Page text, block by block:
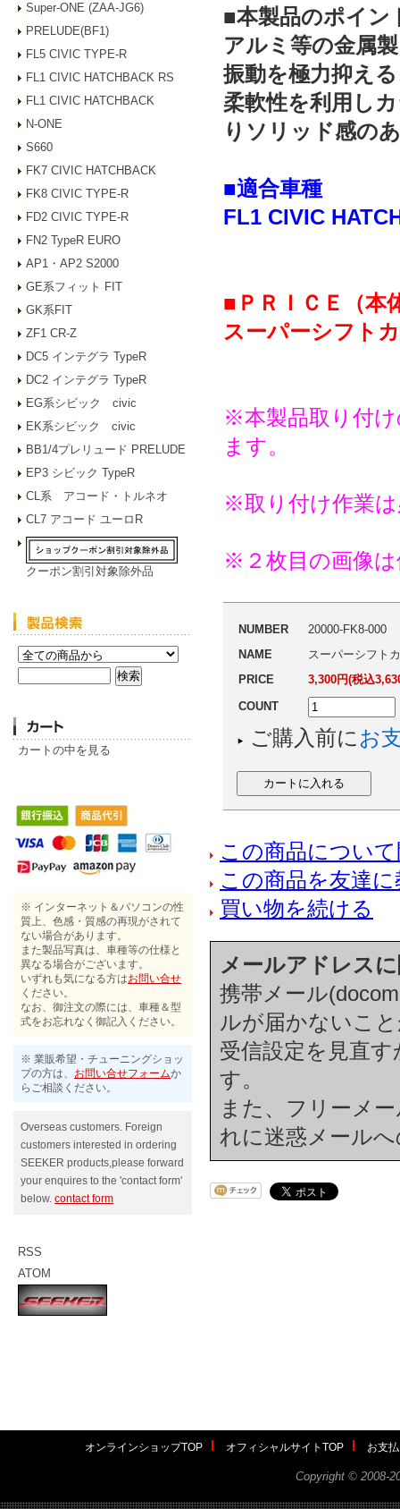
Super-ONE (ZAA-JG6)
PRELUDE(BF1)
FL5 CIVIC TYPE-R
FL1 CIVIC HATCHBACK RS
FL1 CIVIC HATCHBACK
N-ONE
S660
FK7 CIVIC HATCHBACK
FK8 CIVIC TYPE-R
FD2 CIVIC TYPE-R
FN2 TypeR EURO
AP1・AP2 S2000
GE系フィット FIT
GK系FIT
ZF1 CR-Z
DC5 インテグラ TypeR
DC2 インテグラ TypeR
EG系シビック civic
EK系シビック civic
BB1/4プレリュード PRELUDE
EP3 シビック TypeR
CL系 アコード・トルネオ
CL7 アコード ユーロR
クーポン割引対象除外品
カートの中を見る
※ インターネット＆パソコンの性
質上、色感・質感の再現がされて
ない場合があります。
また製品写真は、車種等の仕様と
異なる場合がございます。
いずれも気になる方はお問い合せ
ください。
なお、御注文の際には、車種＆型
式をお忘れなく御記入ください。
※ 業販希望・チューニングショッ
プの方は、 お問い合せフォームか
らご相談ください。
Overseas customers. Foreign
customers interested in ordering
SEEKER products,please forward
your enquires to the 'contact form'
below. contact form
RSS
ATOM
■本製品のポイン
アルミ等の金属
振動を極力抑え
柔軟性を利用し
りソリッド感の
■適合車種
FL1 CIVIC
■ＰＲＩＣＥ（本
スーパーシフ
※本製品取り付
ます。
※取り付け作業
※２枚目の画像
NUMBER
20000-FK8-000
NAME
スーパーシフト
PRICE
3,300円(税込
COUNT
ご購入前に お
この商品につい
この商品を友達
買い物を続ける
メールアドレス
携帯メール
ルが届かないこ
受信設定を見直
す。
また、フリーメ
れに迷惑メール
オンラインショップTOP オフィシャルサイトTOP お支
Copyright © 2008-